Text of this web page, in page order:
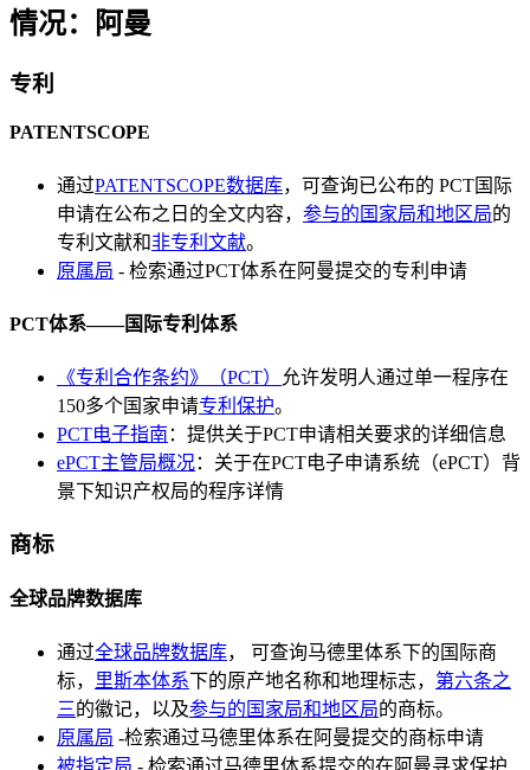
情况：阿曼
专利
PATENTSCOPE
通过PATENTSCOPE数据库，可查询已公布的 PCT国际
申请在公布之日的全文内容， 参与的国家局和地区局的
专利文献和非专利文献。
原属局 - 检索通过PCT体系在阿曼提交的专利申请
PCT体系——国际专利体系
《专利合作条约》（PCT）
允许发明人通过单一程序在
150多个国家申请专利保护。
PCT电子指南 ：提供关于PCT申请相关要求的详细信息
ePCT主管局概况：关于在PCT电子申请系统（ePCT）背
景下知识产权局的程序详情
商标
全球品牌数据库
通过全球品牌数据库， 可查询马德里体系下的国际商
标，
里斯本体系下的原产地名称和地理标志， 第六条之
三的徽记，以及参与的国家局和地区局的商标。
原属局 -检索通过马德里体系在阿曼提交的商标申请